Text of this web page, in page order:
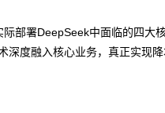
部署DeepSeek中面临的四大
深度融入核心业务，真正实现